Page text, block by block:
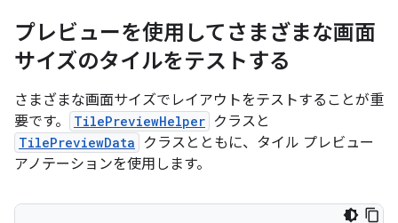
プレビューを使用してさまざまな画面
サイズのタイルをテストする
さまざまな画面サイズでレイアウトをテストすることが重
要です。
TilePreviewHelper クラスと
TilePreviewData
クラスとともに、タイル プレビュー
アノテーションを使用します。